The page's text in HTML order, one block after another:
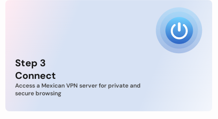
Step 3
Connect
Access a Mexican VPN server for private and
secure browsing